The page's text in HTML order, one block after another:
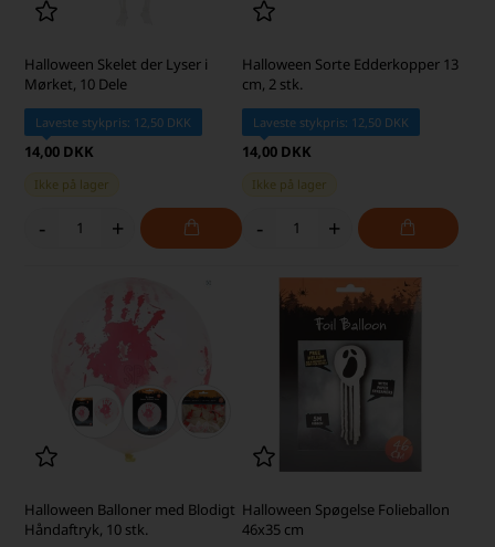
Halloween Skelet der Lyser i
Mørket, 10 Dele
Laveste stykpris: 12,50 DKK
14,00 DKK
Ikke på lager
- +
Halloween Sorte Edderkopper 13
cm, 2 stk.
Laveste stykpris: 12,50 DKK
14,00 DKK
Ikke på lager
- +
Halloween Balloner med Blodigt
Håndaftryk, 10 stk.
Halloween Spøgelse Folieballon
46x35 cm